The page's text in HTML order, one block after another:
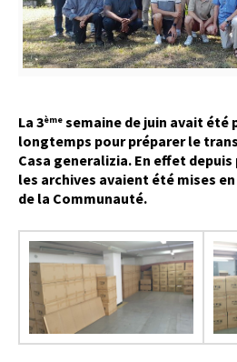
La 3ème semaine de juin avait été
longtemps pour préparer le
Casa generalizia. En effet
les archives avaient été mises
de la Communauté.